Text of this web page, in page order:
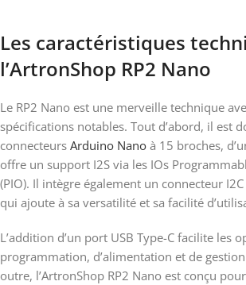
Les caractéristiques
l’ArtronShop RP2 Nano
Le RP2 Nano est une merveille technique
spécifications notables. Tout d’abord, il est
connecteurs Arduino Nano à 15 broches,
offre un support I2S via les IOs
(PIO). Il intègre également un connecteur
qui ajoute à sa versatilité et sa facilité
L’addition d’un port USB Type-C facilite les
programmation, d’alimentation et de
outre, l’ArtronShop RP2 Nano est conçu